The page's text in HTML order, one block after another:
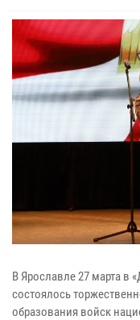
В Ярославле 27 марта в
состоялось
образования войск